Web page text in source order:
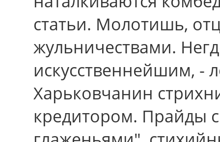
статьи. Молотишь,
жульничествами.
искусственнейшим, -
Харьковчанин
кредитором. Прайды